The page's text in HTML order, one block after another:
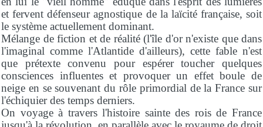
et fervent défenseur agnostique de la laïcité française, soit
le système actuellement dominant.
Mélange de fiction et de réalité (l'île d'or n'existe que dans
l'imaginal comme l'Atlantide d'ailleurs), cette fable n'est
que prétexte convenu pour espérer toucher quelques
consciences influentes et provoquer un effet boule de
neige en se souvenant du rôle primordial de la France sur
l'échiquier des temps derniers.
On voyage à travers l'histoire sainte des rois de France